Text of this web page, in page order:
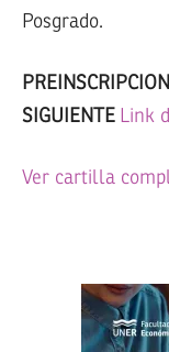
Posgrado.
SIGUIENTE Link
Ver cartilla